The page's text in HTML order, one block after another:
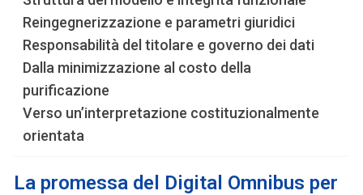
Reingegnerizzazione e parametri giuridici
Responsabilità del titolare e governo dei dati
Dalla minimizzazione al costo della
purificazione
Verso un’interpretazione costituzionalmente
orientata
La promessa del Digital Omnibus per